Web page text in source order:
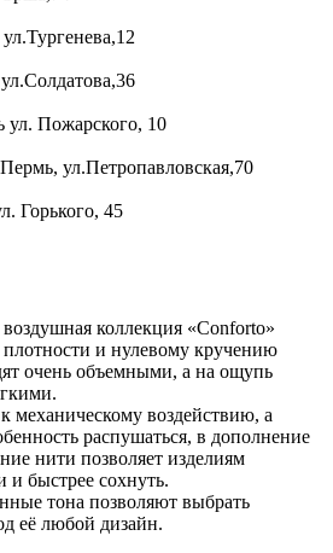
ул. Пожарского, 10
ул.Петропавловская,70
Горького, 45
коллекция «Conforto»
и нулевому кручению
очень объемными, а на ощупь
механическому воздействию, а
распушаться, в дополнение
нити позволяет изделиям
и быстрее сохнуть.
тона позволяют выбрать
её любой дизайн.